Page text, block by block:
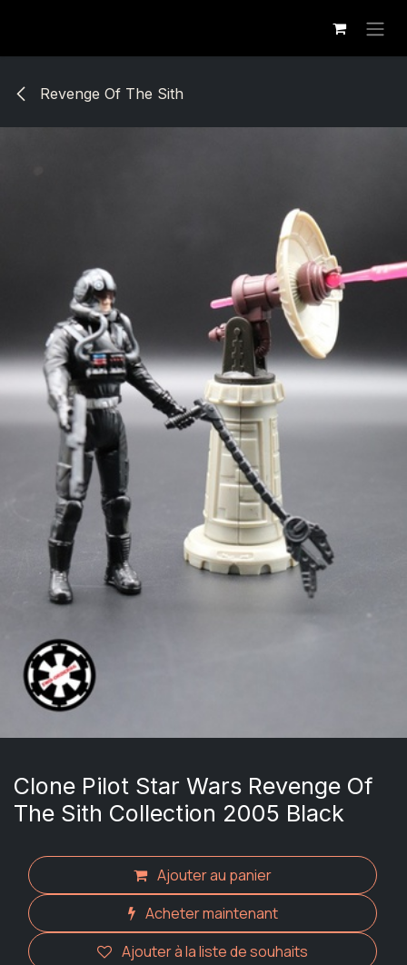
Revenge Of The Sith
Clone Pilot Star Wars Revenge Of
The Sith Collection 2005 Black
Ajouter au panier
Acheter maintenant
Ajouter à la liste de souhaits